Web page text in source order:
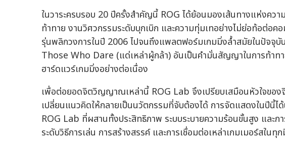
ในวาระครบรอบ 20 ปีครั้งสำคัญนี้ ROG ได้ย้อนมองเส้นทางแห่งคว
ท้าทาย งานวิศวกรรมระดับบุกเบิก และความทุ่มเทอย่างไม่ย่อท้อต่
รุ่นพลิกวงการในปี 2006 ไปจนถึงแพลตฟอร์มเกมมิ่งล้ำสมัยในปัจ
Those Who Dare (แด่เหล่าผู้กล้า) อันเป็นคำมั่นสัญญาในการท้าท
ฮาร์ดแวร์เกมมิ่งอย่างต่อเนื่อง
เพื่อต่อยอดจิตวิญญาณเหล่านี้ ROG Lab จึงเปรียบเสมือนหัวใจข
เปลี่ยนแนวคิดให้กลายเป็นนวัตกรรมที่จับต้องได้ การจัดแสดงในปีนี้ไ
ROG Lab ที่ผสานทั้งประสิทธิภาพ ระบบระบายความร้อนขั้นสูง และ
ระดับวิธีการเล่น การสร้างสรรค์ และการเชื่อมต่อเหล่าเกมเมอร์สในทุ